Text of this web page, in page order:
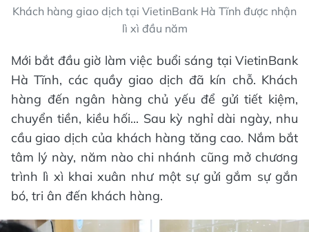
Khách hàng giao dịch tại VietinBank Hà Tĩnh được nhận
lì xì đầu năm
Mới bắt đầu giờ làm việc buổi sáng tại VietinBank
Hà Tĩnh, các quầy giao dịch đã kín chỗ. Khách
hàng đến ngân hàng chủ yếu để gửi tiết kiệm,
chuyển tiền, kiều hối... Sau kỳ nghỉ dài ngày, nhu
cầu giao dịch của khách hàng tăng cao. Nắm bắt
tâm lý này, năm nào chi nhánh cũng mở chương
trình lì xì khai xuân như một sự gửi gắm sự gắn
bó, tri ân đến khách hàng.